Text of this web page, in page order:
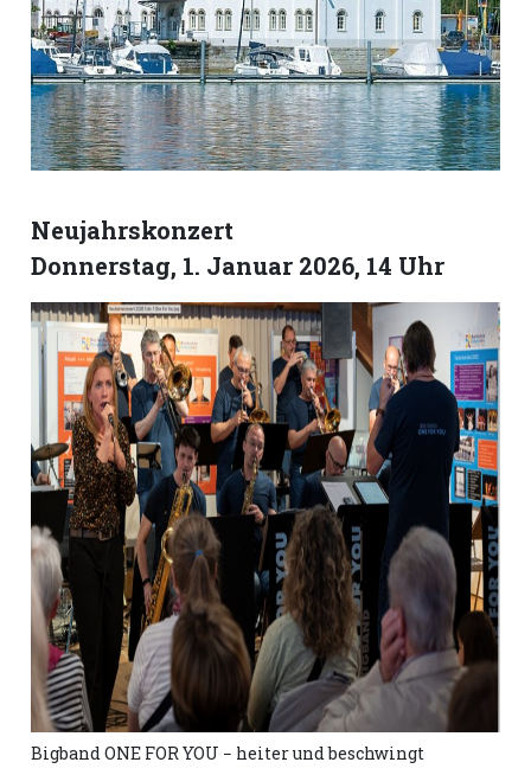
Romanshorn:
offizielle
Mitteilungen
Neujahrskonzert
Donnerstag, 1. Januar 2026, 14 Uhr
Bigband ONE FOR YOU − heiter und beschwingt